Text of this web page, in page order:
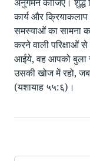
कार्य और
समस्याओं का सामना
करने वाली परिक्षाओं
आईये, वह आपको बुला
उसकी खोज में रहो,
(यशायाह ५५:६)।